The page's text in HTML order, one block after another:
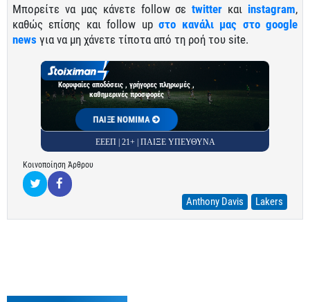
Μπορείτε να μας κάνετε follow σεtwitter και instagram,
καθώς επίσης και follow upστο κανάλι μας στο google
news για να μη χάνετε τίποτα από τη ροή του site.
Κορυφαίες αποδόσεις , γρήγορες πληρωμές ,
καθημερινές προσφορές
ΠΑΙΞΕ ΝΟΜΙΜΑ
ΕΕΕΠ | 21+ | ΠΑΙΞΕ ΥΠΕΥΘΥΝΑ
Κοινοποίηση Άρθρου
Anthony Davis Lakers